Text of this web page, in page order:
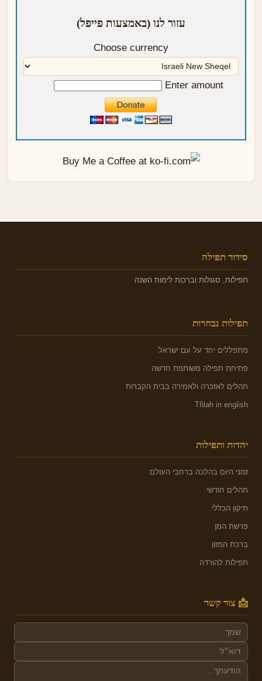
עזור לנו (באמצעות פייפל)
Choose currency
Enter amount
סידור תפילה
תפילות, סגולות וברכות לימות השנה
תפילות נבחרות
מתפללים יחד על עם ישראל
פתיחת תפילה משותפת חדשה
תהלים לאזכרה ולאמירה בבית הקברות
Tfilah in english
יהדות ותפילות
זמני היום בהלכה ברחבי העולם
תהלים חודשי
תיקון הכללי
פרשת המן
ברכת המזון
תפילות להורדה
📩 צור קשר